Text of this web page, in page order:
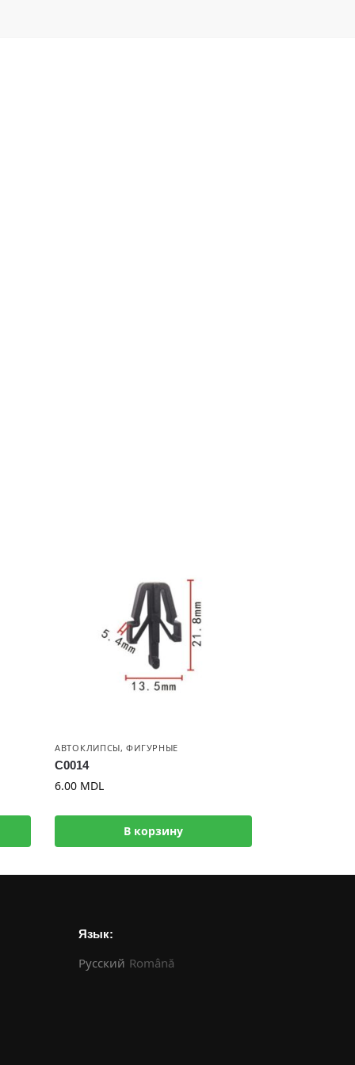
АВТОКЛИПСЫ,ФИГУРНЫЕ
C0014
6.00 MDL
В корзину
Язык:
Русский Română